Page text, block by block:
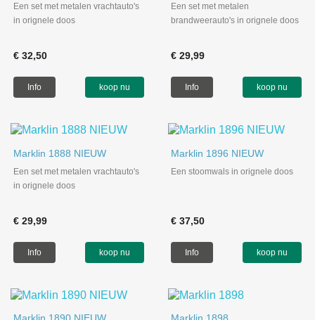
Een set met metalen vrachtauto's
in orignele doos
€ 32,50
Info koop nu
Een set met metalen
brandweerauto's in orignele doos
€ 29,99
Info koop nu
Marklin 1888 NIEUW
Een set met metalen vrachtauto's
in orignele doos
€ 29,99
Info koop nu
Marklin 1896 NIEUW
Een stoomwals in orignele doos
€ 37,50
Info koop nu